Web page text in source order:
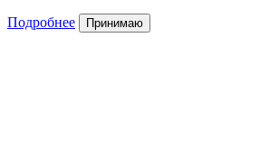
Подробнее Принимаю